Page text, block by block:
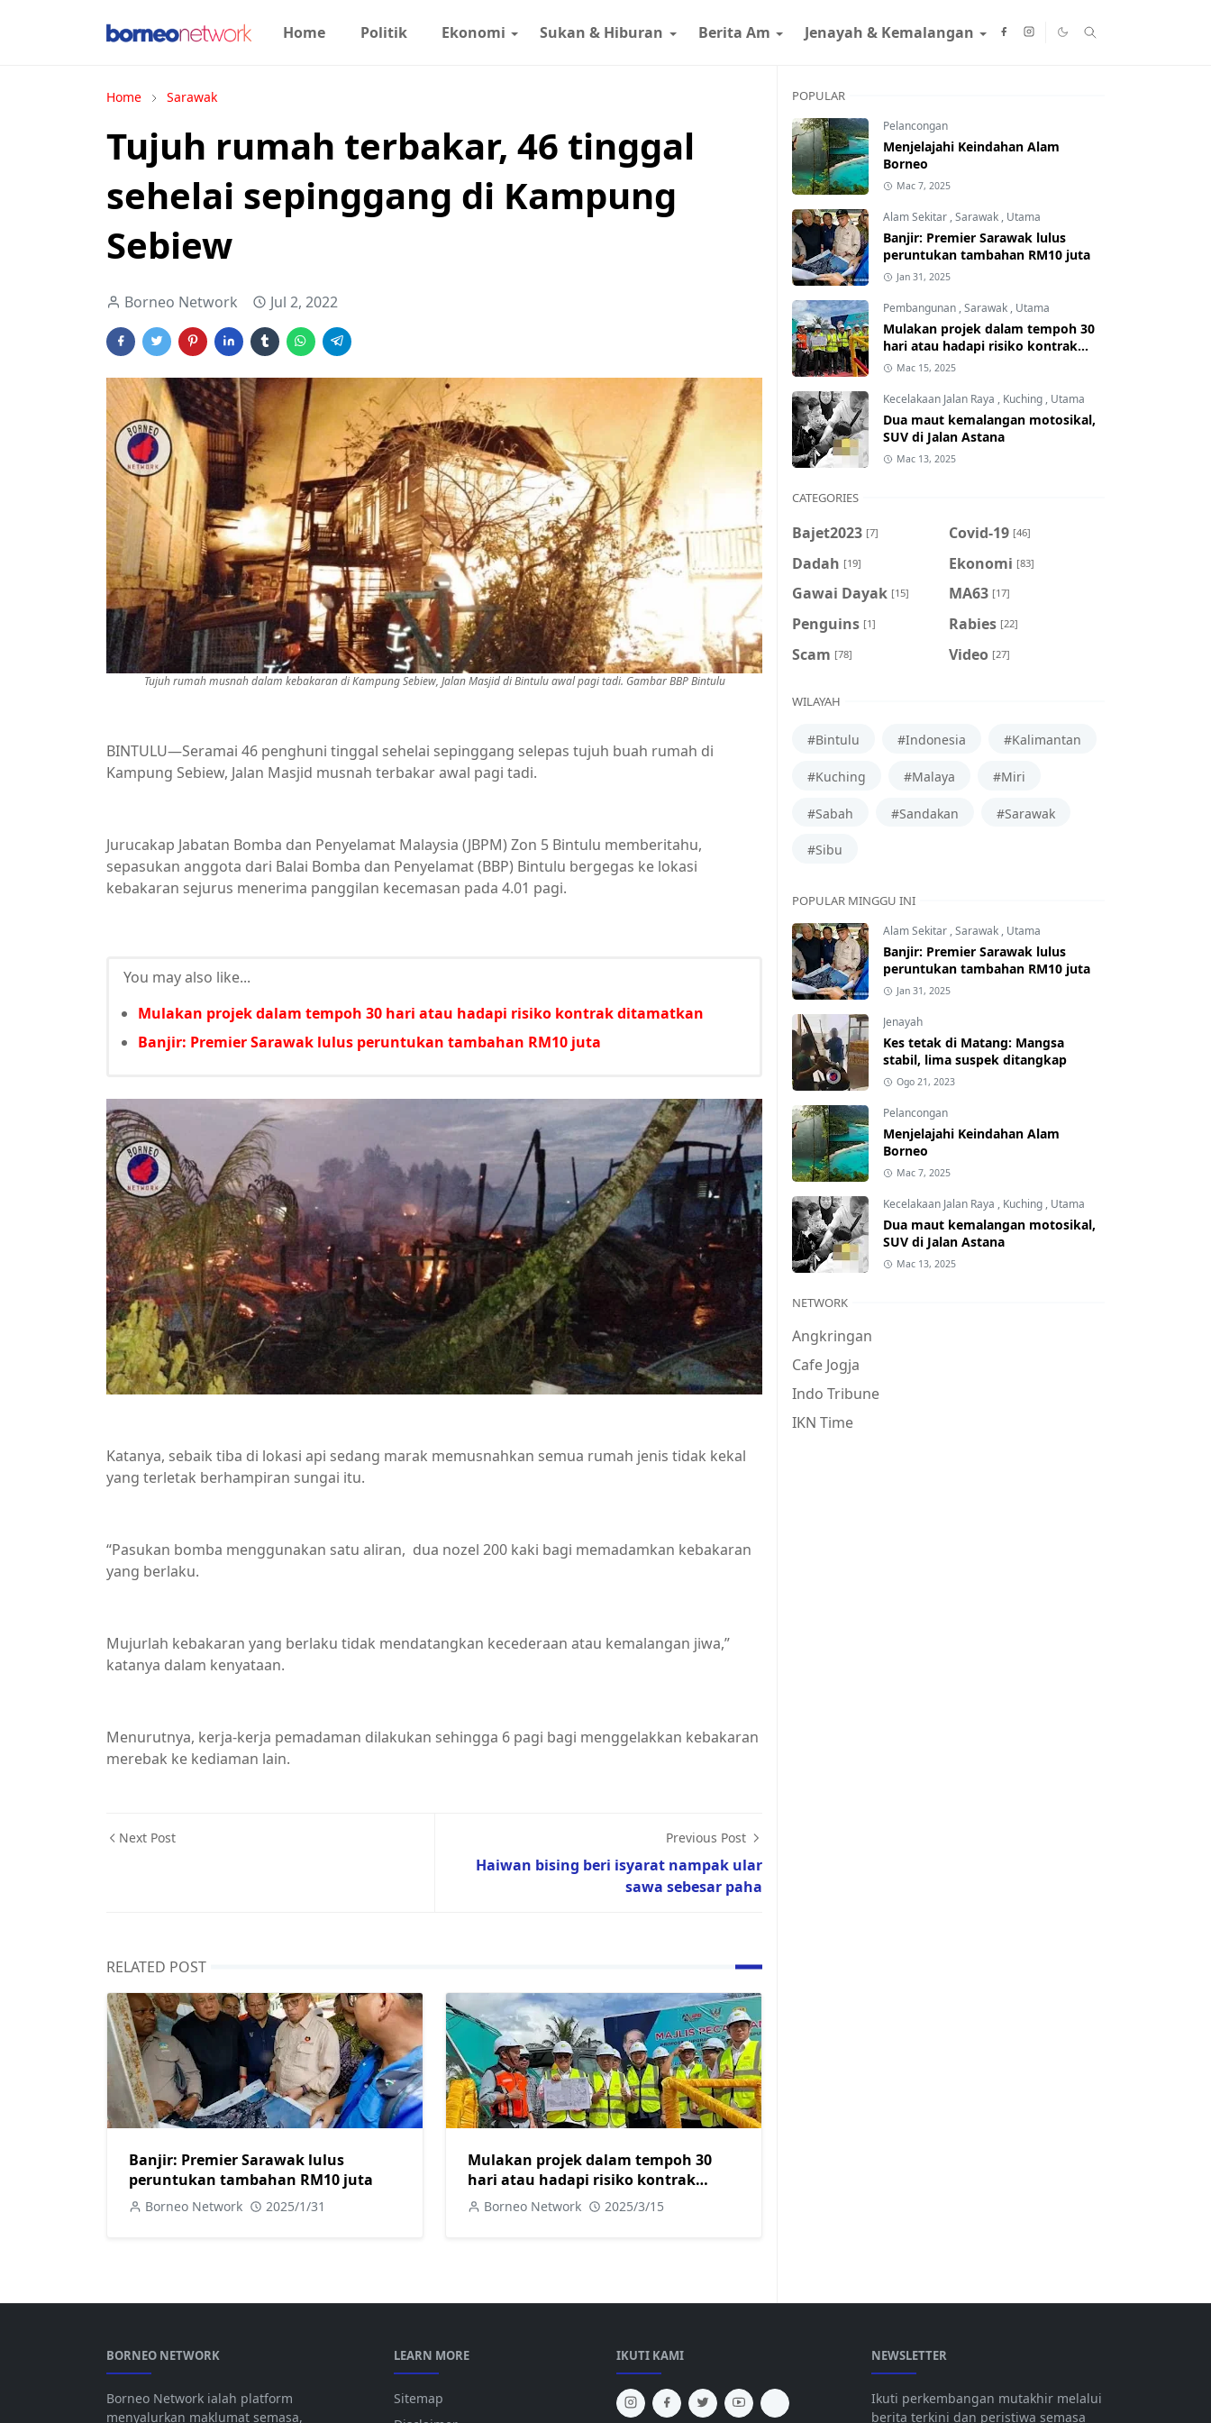
Home Politik Ekonomi Sukan & Hiburan Berita Am Jenayah & Kemalangan
Home Sarawak
Tujuh rumah terbakar, 46 tinggal
sehelai sepinggang di Kampung
Sebiew
Borneo Network Jul 2, 2022
Tujuh rumah musnah dalam kebakaran di Kampung Sebiew, Jalan Masjid di Bintulu awal pagi tadi. Gambar BBP Bintulu
BINTULU—Seramai 46 penghuni tinggal sehelai sepinggang selepas tujuh buah rumah di
Kampung Sebiew, Jalan Masjid musnah terbakar awal pagi tadi.
Jurucakap Jabatan Bomba dan Penyelamat Malaysia (JBPM) Zon 5 Bintulu memberitahu,
sepasukan anggota dari Balai Bomba dan Penyelamat (BBP) Bintulu bergegas ke lokasi
kebakaran sejurus menerima panggilan kecemasan pada 4.01 pagi.
You may also like...
Mulakan projek dalam tempoh 30 hari atau hadapi risiko kontrak ditamatkan
Banjir: Premier Sarawak lulus peruntukan tambahan RM10 juta
Katanya, sebaik tiba di lokasi api sedang marak memusnahkan semua rumah jenis tidak kekal
yang terletak berhampiran sungai itu.
“Pasukan bomba menggunakan satu aliran, dua nozel 200 kaki bagi memadamkan kebakaran
yang berlaku.
Mujurlah kebakaran yang berlaku tidak mendatangkan kecederaan atau kemalangan jiwa,”
katanya dalam kenyataan.
Menurutnya, kerja-kerja pemadaman dilakukan sehingga 6 pagi bagi menggelakkan kebakaran
merebak ke kediaman lain.
Next Post Previous Post
Haiwan bising beri isyarat nampak ular
sawa sebesar paha
RELATED POST
Banjir: Premier Sarawak lulus
peruntukan tambahan RM10 juta
Borneo Network 2025/1/31
Mulakan projek dalam tempoh 30
hari atau hadapi risiko kontrak
ditamatkan
Borneo Network 2025/3/15
POPULAR
Pelancongan
Menjelajahi Keindahan Alam
Borneo
Mac 7, 2025
Alam Sekitar ,Sarawak , Utama
Banjir: Premier Sarawak lulus
peruntukan tambahan RM10 juta
Jan 31, 2025
Pembangunan ,Sarawak , Utama
Mulakan projek dalam tempoh 30
hari atau hadapi risiko kontrak
ditamatkan
Mac 15, 2025
Kecelakaan Jalan Raya , Kuching , Utama
Dua maut kemalangan motosikal,
SUV di Jalan Astana
Mac 13, 2025
CATEGORIES
Bajet2023 [7] Covid-19 [46]
Dadah [19] Ekonomi [83]
Gawai Dayak [15] MA63 [17]
Penguins [1] Rabies [22]
Scam [78] Video [27]
WILAYAH
#Bintulu #Indonesia #Kalimantan
#Kuching #Malaya #Miri
#Sabah #Sandakan #Sarawak
#Sibu
POPULAR MINGGU INI
Alam Sekitar ,Sarawak , Utama
Banjir: Premier Sarawak lulus
peruntukan tambahan RM10 juta
Jan 31, 2025
Jenayah
Kes tetak di Matang: Mangsa
stabil, lima suspek ditangkap
Ogo 21, 2023
Pelancongan
Menjelajahi Keindahan Alam
Borneo
Mac 7, 2025
Kecelakaan Jalan Raya , Kuching , Utama
Dua maut kemalangan motosikal,
SUV di Jalan Astana
Mac 13, 2025
NETWORK
Angkringan
Cafe Jogja
Indo Tribune
IKN Time
BORNEO NETWORK
Borneo Network ialah platform
menyalurkan maklumat semasa,
LEARN MORE
Sitemap
IKUTI KAMI NEWSLETTER
Ikuti perkembangan mutakhir melalui
berita terkini dan peristiwa semasa